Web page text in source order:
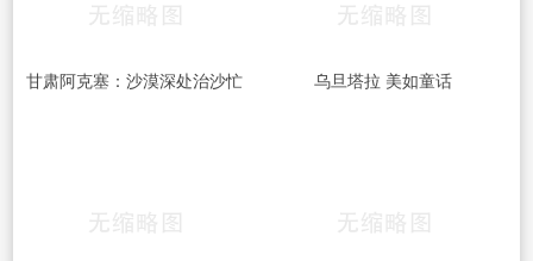
甘肃阿克塞：沙漠深处治沙忙 乌旦塔拉 美如童话